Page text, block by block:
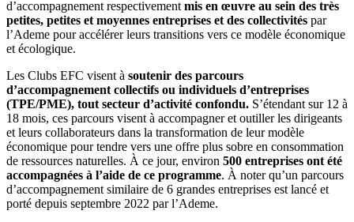
d’accompagnement respectivement mis en œuvre au sein des très
petites, petites et moyennes entreprises et des collectivités par
l’Ademe pour accélérer leurs transitions vers ce modèle économique
et écologique.
Les Clubs EFC visent à soutenir des parcours
d’accompagnement collectifs ou individuels d’entreprises
(TPE/PME), tout secteur d’activité confondu. S’étendant sur 12 à
18 mois, ces parcours visent à accompagner et outiller les dirigeants
et leurs collaborateurs dans la transformation de leur modèle
économique pour tendre vers une offre plus sobre en consommation
de ressources naturelles. À ce jour, environ 500 entreprises ont été
accompagnées à l’aide de ce programme. À noter qu’un parcours
d’accompagnement similaire de 6 grandes entreprises est lancé et
porté depuis septembre 2022 par l’Ademe.